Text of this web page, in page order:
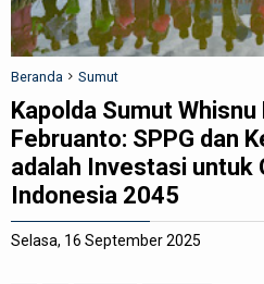
Beranda Sumut
Kapolda Sumut
Februanto: SPPG dan
adalah Investasi untuk
Indonesia 2045
Selasa, 16 September 2025
ADVETORIAL
REDAKSI